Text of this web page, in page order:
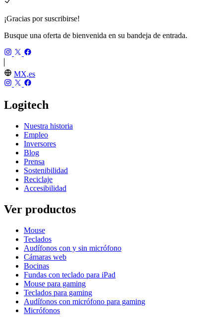
¡Gracias por suscribirse!
Busque una oferta de bienvenida en su bandeja de entrada.
MX,es
Logitech
Nuestra historia
Empleo
Inversores
Blog
Prensa
Sostenibilidad
Reciclaje
Accesibilidad
Ver productos
Mouse
Teclados
Audífonos con y sin micrófono
Cámaras web
Bocinas
Fundas con teclado para iPad
Mouse para gaming
Teclados para gaming
Audífonos con micrófono para gaming
Micrófonos